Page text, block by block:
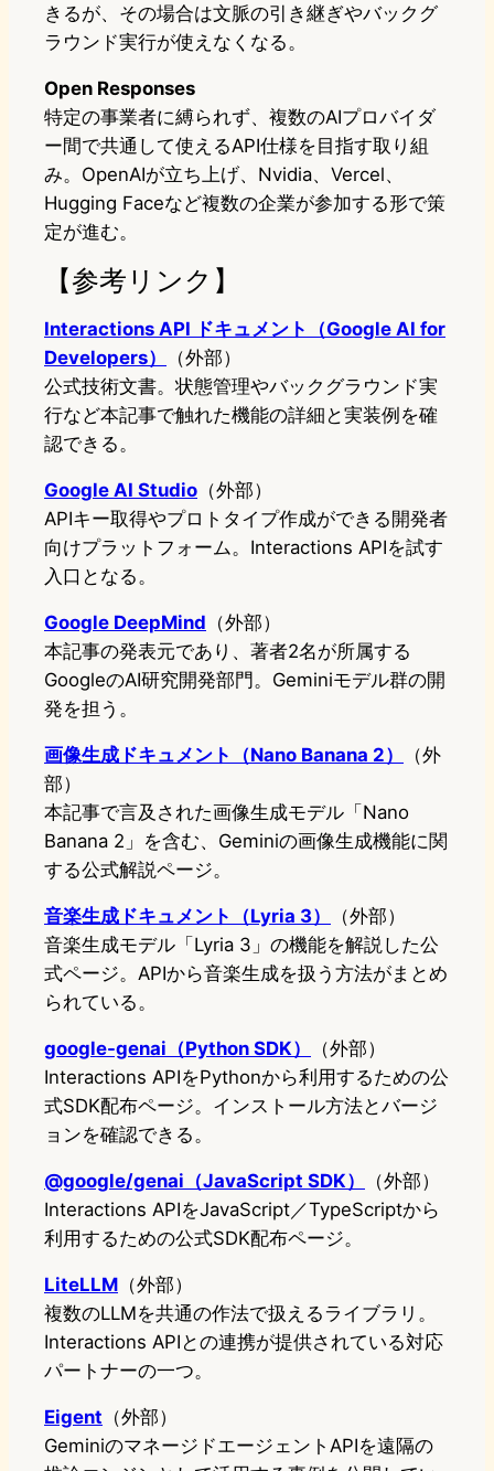
きるが、その場合は文脈の引き継ぎやバックグ
ラウンド実行が使えなくなる。
Open Responses
特定の事業者に縛られず、複数のAIプロバイダ
ー間で共通して使えるAPI仕様を目指す取り組
み。OpenAIが立ち上げ、Nvidia、Vercel、
Hugging Faceなど複数の企業が参加する形で策
定が進む。
【参考リンク】
Interactions API ドキュメント（Google AI for
Developers）
（外部）
公式技術文書。状態管理やバックグラウンド実
行など本記事で触れた機能の詳細と実装例を確
認できる。
Google AI Studio （外部）
APIキー取得やプロトタイプ作成ができる開発者
向けプラットフォーム。Interactions APIを試す
入口となる。
Google DeepMind （外部）
本記事の発表元であり、著者2名が所属する
GoogleのAI研究開発部門。Geminiモデル群の開
発を担う。
画像生成ドキュメント（Nano Banana 2）
（外
部）
本記事で言及された画像生成モデル「Nano
Banana 2」を含む、Geminiの画像生成機能に関
する公式解説ページ。
音楽生成ドキュメント（Lyria 3）
（外部）
音楽生成モデル「Lyria 3」の機能を解説した公
式ページ。APIから音楽生成を扱う方法がまとめ
られている。
google-genai（Python SDK）
（外部）
Interactions APIをPythonから利用するための公
式SDK配布ページ。インストール方法とバージ
ョンを確認できる。
@google/genai（JavaScript SDK）
（外部）
Interactions APIをJavaScript／TypeScriptから
利用するための公式SDK配布ページ。
LiteLLM （外部）
複数のLLMを共通の作法で扱えるライブラリ。
Interactions APIとの連携が提供されている対応
パートナーの一つ。
Eigent （外部）
GeminiのマネージドエージェントAPIを遠隔の